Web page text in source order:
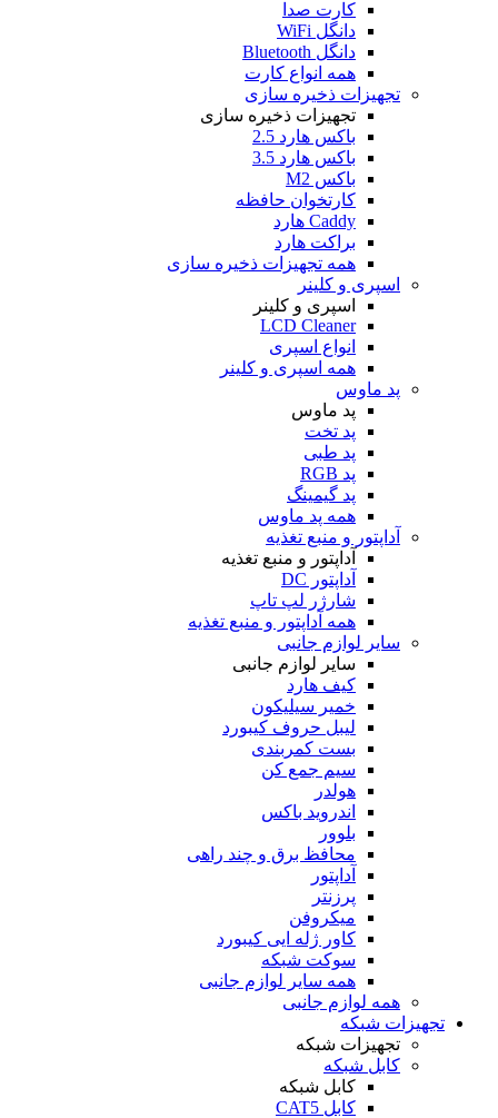
کارت صدا
دانگل WiFi
دانگل Bluetooth
همه انواع کارت
تجهیزات ذخیره سازی
تجهیزات ذخیره سازی
باکس هارد 2.5
باکس هارد 3.5
باکس M2
کارتخوان حافظه
Caddy هارد
براکت هارد
همه تجهیزات ذخیره سازی
اسپری و کلینر
اسپری و کلینر
LCD Cleaner
انواع اسپری
همه اسپری و کلینر
پد ماوس
پد ماوس
پد تخت
پد طبی
پد RGB
پد گیمینگ
همه پد ماوس
آداپتور و منبع تغذیه
آداپتور و منبع تغذیه
آداپتور DC
شارژر لپ تاپ
همه آداپتور و منبع تغذیه
سایر لوازم جانبی
سایر لوازم جانبی
کیف هارد
خمیر سیلیکون
لیبل حروف کیبورد
بست کمربندی
سیم جمع کن
هولدر
اندروید باکس
بلوور
محافظ برق و چند راهی
آداپتور
پرزنتر
میکروفن
کاور ژله ایی کیبورد
سوکت شبکه
همه سایر لوازم جانبی
همه لوازم جانبی
تجهیزات شبکه
تجهیزات شبکه
کابل شبکه
کابل شبکه
کابل CAT5